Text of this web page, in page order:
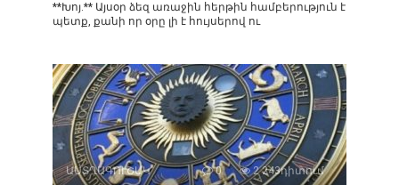
**Խոյ.** Այսօր ձեզ առաջին հերթին համբերություն է
պետք, քանի որ օրը լի է հույսերով ու
ԱՍՏՂԱԳՈՒՇԱԿ 0 2 243դիտում